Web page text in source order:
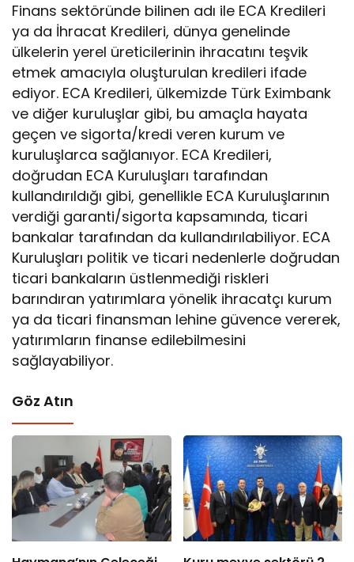
Finans sektöründe bilinen adı ile ECA Kredileri
ya da İhracat Kredileri, dünya genelinde
ülkelerin yerel üreticilerinin ihracatını teşvik
etmek amacıyla oluşturulan kredileri ifade
ediyor. ECA Kredileri, ülkemizde Türk Eximbank
ve diğer kuruluşlar gibi, bu amaçla hayata
geçen ve sigorta/kredi veren kurum ve
kuruluşlarca sağlanıyor. ECA Kredileri,
doğrudan ECA Kuruluşları tarafından
kullandırıldığı gibi, genellikle ECA Kuruluşlarının
verdiği garanti/sigorta kapsamında, ticari
bankalar tarafından da kullandırılabiliyor. ECA
Kuruluşları politik ve ticari nedenlerle doğrudan
ticari bankaların üstlenmediği riskleri
barındıran yatırımlara yönelik ihracatçı kurum
ya da ticari finansman lehine güvence vererek,
yatırımların finanse edilebilmesini
sağlayabiliyor.
Göz Atın